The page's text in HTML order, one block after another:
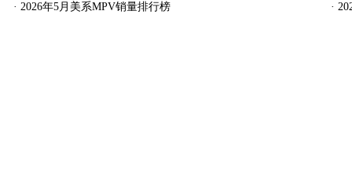
· 2026年5月美系MPV销量排行榜 ·